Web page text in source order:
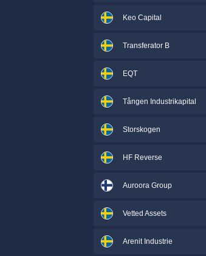
Keo Capital
Transferator B
EQT
Tången Industrikapital
Storskogen
HF Reverse
Auroora Group
Vetted Assets
Arenit Industrie